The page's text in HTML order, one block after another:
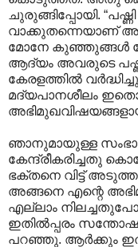
ചുരുങ്ങിപ്പോയി.
വാക്കുതന്നെയാണ്
മോനേ കുഞ്ഞുങ്ങള്‍
ആദ്യം അവരുടെ പഷ്ണി
കേരളത്തില്‍
മദ്യപാനശീലം
ഞാനുമായുള്ള
കേന്ദ്രീകരിച്ചതു
ഭക്തനെ വിട്ട്
അങ്ങനെ എന്റെ
എല്ലാം
ഇതില്‍പ്പരം
പറഞ്ഞു. ആര്‍ക്കും